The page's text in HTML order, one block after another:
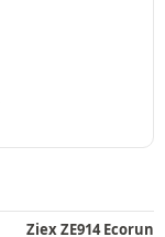
Ziex ZE914 Ecorun